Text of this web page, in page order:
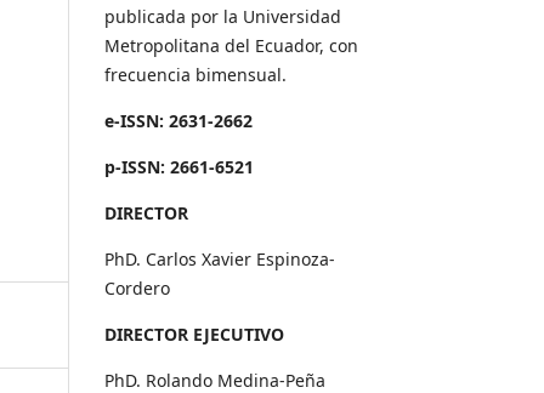
publicada por la Universidad
Metropolitana del Ecuador, con
frecuencia bimensual.
e-ISSN: 2631-2662
p-ISSN: 2661-6521
DIRECTOR
PhD. Carlos Xavier Espinoza-
Cordero
DIRECTOR EJECUTIVO
PhD. Rolando Medina-Peña